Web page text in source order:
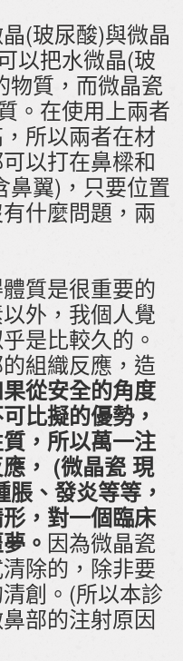
(玻尿酸)與微晶
以把水微晶(玻
物質，而微晶瓷
。在使用上兩者
所以兩者在材
以打在鼻樑和
鼻翼)，只要位置
什麼問題，兩
質是很重要的
外，我個人覺
是比較久的。
組織反應，造
從安全的角度
比擬的優勢，
，所以萬一注
， (微晶瓷 現
、發炎等等，
，對一個臨床
。 因為微晶瓷
除的，除非要
創。(所以本診
部的注射原因